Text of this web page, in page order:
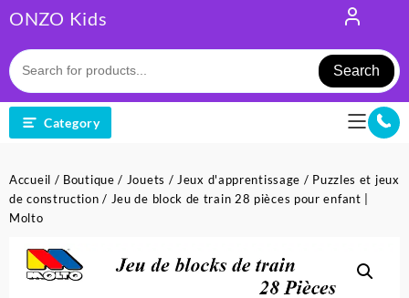
to
content
ONZO Kids
Search
Category
Accueil / Boutique / Jouets / Jeux d'apprentissage / Puzzles et jeux
de construction / Jeu de block de train 28 pièces pour enfant |
Molto